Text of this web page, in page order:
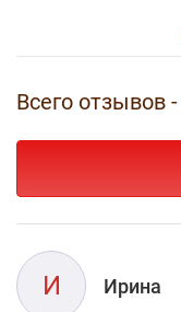
Всего отзывов
И Ирина